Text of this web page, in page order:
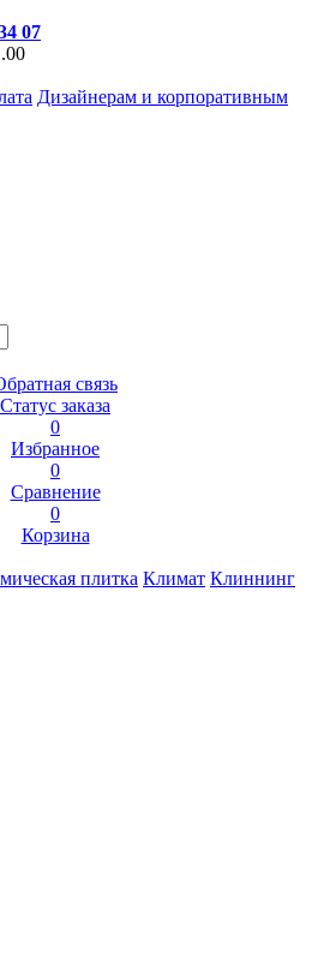
07
Дизайнерам и корпоративным
связь
Статус заказа
0
Избранное
0
Сравнение
0
Корзина
плитка Климат Клиннинг